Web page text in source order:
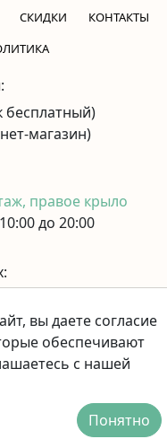
СКИДКИ
КОНТАКТЫ
бесплатный)
магазин)
правое крыло
до 20:00
вы даете согласие
обеспечивают
с нашей
Понятно